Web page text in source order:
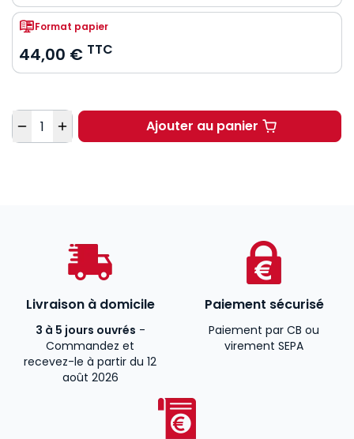
Format papier
44,00 € TTC
Quantité Ajouter au panier
Livraison à domicile
3 à 5 jours ouvrés -
Commandez et
recevez-le à partir du 12
août 2026
Paiement sécurisé
Paiement par CB ou
virement SEPA